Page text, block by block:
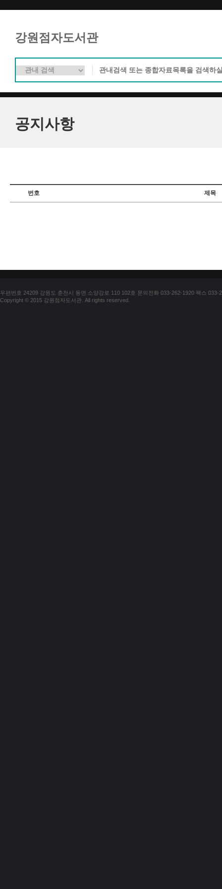
강원점자도서관
공지사항
번호 제목
우편번호 24209 강원도 춘천시 동면 소양강로 110 102호 문의전화 033-262-1920 팩스 033-
Copyright © 2015 강원점자도서관. All rights reserved.